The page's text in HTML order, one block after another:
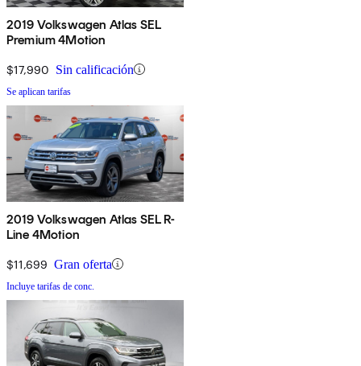
2019 Volkswagen Atlas SEL
Premium 4Motion
$17,990 Sin calificación
Se aplican tarifas
2019 Volkswagen Atlas SEL R-
Line 4Motion
$11,699 Gran oferta
Incluye tarifas de conc.